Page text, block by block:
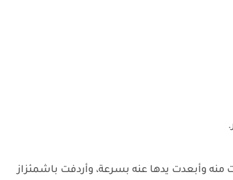
منه وأبعدت يدها عنه بسرعة، وأردفت باشمئزاز